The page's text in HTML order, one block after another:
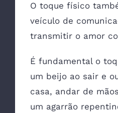
O toque físico
veículo de
transmitir o amor
É fundamental o
um beijo ao sair e
casa, andar de
um agarrão